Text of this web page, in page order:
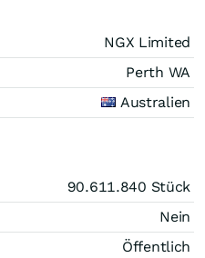
NGX Limited
Perth WA
Australien
90.611.840 Stück
Nein
Öffentlich